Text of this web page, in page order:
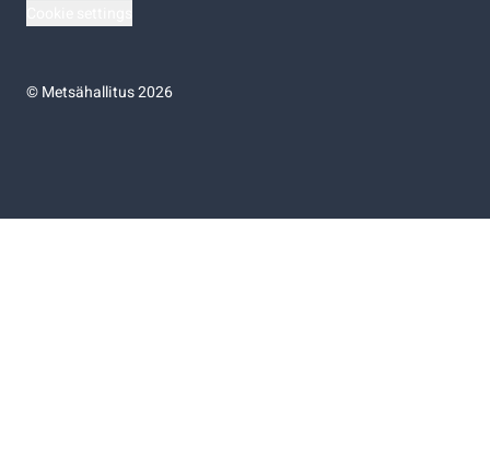
©Metsähallitus 2026